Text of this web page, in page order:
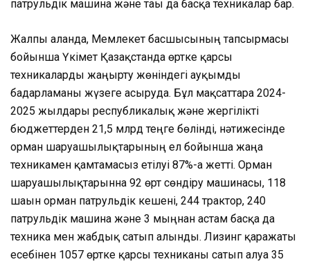
патрульдік машина және тағы да басқа техникалар бар.
Жалпы алғанда, Мемлекет басшысының тапсырмасы
бойынша Үкімет Қазақстанда өртке қарсы
техникаларды жаңғырту жөніндегі ауқымды
бағдарламаны жүзеге асыруда. Бұл мақсаттарға 2024-
2025 жылдары республикалық және жергілікті
бюджеттерден 21,5 млрд теңге бөлінді, нәтижесінде
орман шаруашылықтарының ел бойынша жаңа
техникамен қамтамасыз етілуі 87%-ға жетті. Орман
шаруашылықтарынна 92 өрт сөндіру машинасы, 118
шағын орман патрульдік кешені, 244 трактор, 240
патрульдік машина және 3 мыңнан астам басқа да
техника мен жабдық сатып алынды. Лизинг қаражаты
есебінен 1057 өртке қарсы техниканы сатып алуға 35